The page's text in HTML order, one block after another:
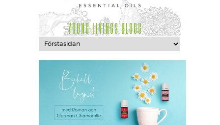
YOUNG LIVINGS BLOGG